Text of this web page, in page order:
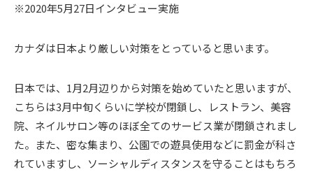
※2020年5月27日インタビュー実施
カナダは日本より厳しい対策をとっていると思います。
日本では、1月2月辺りから対策を始めていたと思いますが、
こちらは3月中旬くらいに学校が閉鎖し、レストラン、美容
院、ネイルサロン等のほぼ全てのサービス業が閉鎖されまし
た。また、密な集まり、公園での遊具使用などに罰金が科さ
れていますし、ソーシャルディスタンスを守ることはもちろ